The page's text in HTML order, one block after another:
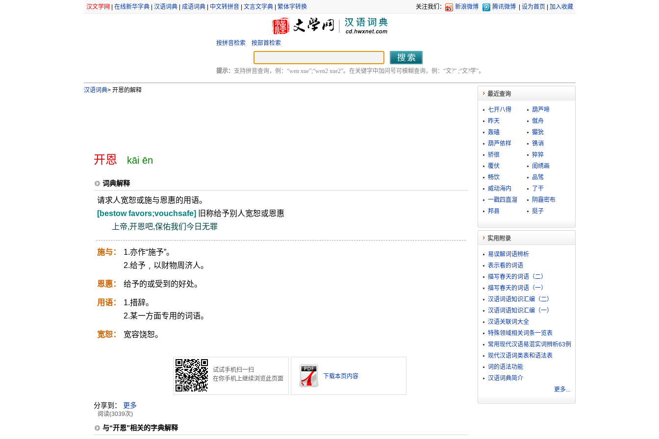
汉文学网 在线新华字典| 汉语词典| 成语词典| 中文转拼音| 文言文字典| 繁体字转换 关注我们： 新浪微博 腾讯微博 设为首页 加入收藏
按拼音检索 按部首检索
提示： 支持拼音查询，例：“wen xue”;“wen2 xue2”。在关键字中加问号可模糊查询，例：“文?” ;“文?学”。
汉语词典>开恩的解释
开恩 kāi ēn
词典解释
请求人宽恕或施与恩惠的用语。
[bestow favors;vouchsafe] 旧称给予别人宽恕或恩惠
上帝,开恩吧,保佑我们今日无罪
施与：
1.亦作“施予”。
2.给予﹐以财物周济人。
恩惠： 给予的或受到的好处。
用语：
1.措辞。
2.某一方面专用的词语。
宽恕： 宽容饶恕。
试试手机扫一扫
在你手机上继续浏览此页面
下载本页内容
分享到： 更多
阅读(3039次)
与“开恩”相关的字典解释
最近查询
七开八得
葫芦啼
昨天
僦舟
轰磕
玁狁
葫芦依样
镌诮
骄很
猝猝
覆伏
闺绣画
畅饮
品骘
威动海内
了干
一戳四直溜
阴霾密布
邦县
挺子
实用附录
易误解词语辨析
表示看的词语
描写春天的词语（二）
描写春天的词语（一）
汉语词语知识汇编（二）
汉语词语知识汇编（一）
汉语关联词大全
特殊领域相关词条一览表
常用现代汉语易混实词辨析63例
现代汉语词类表和语法表
词的语法功能
汉语词典简介
更多...